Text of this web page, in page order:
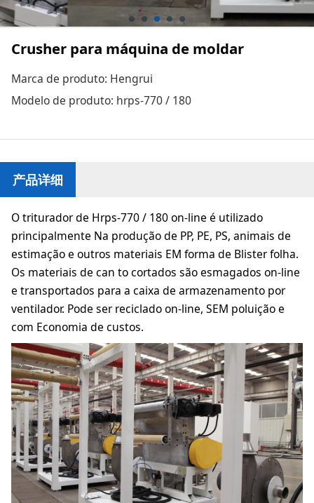
Crusher para máquina de moldar
Marca de produto: Hengrui
Modelo de produto: hrps-770 / 180
产品详细
O triturador de Hrps-770 / 180 on-line é utilizado
principalmente Na produção de PP, PE, PS, animais de
estimação e outros materiais EM forma de Blister folha.
Os materiais de can to cortados são esmagados on-line
e transportados para a caixa de armazenamento por
ventilador. Pode ser reciclado on-line, SEM poluição e
com Economia de custos.